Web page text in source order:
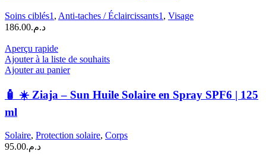
Soins ciblés1, Anti-taches / Éclaircissants1, Visage
د.م.186.00
Aperçu rapide
Ajouter à la liste de souhaits
Ajouter au panier
🧴 ☀️ Ziaja – Sun Huile Solaire en Spray SPF6 | 125
ml
Solaire, Protection solaire, Corps
د.م.95.00